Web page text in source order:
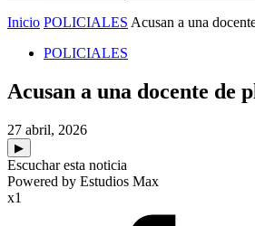
Inicio POLICIALES Acusan a una
POLICIALES
Acusan a una docente de
27 abril, 2026
▶
Escuchar esta noticia
Powered by Estudios Max
x1